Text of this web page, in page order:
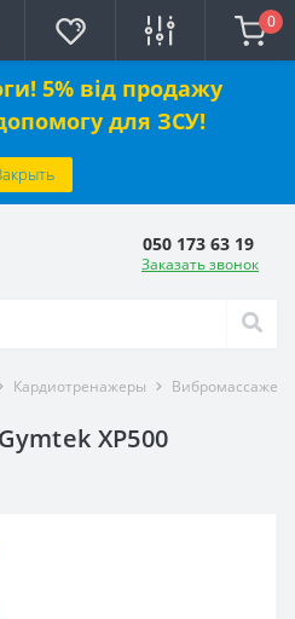
5% від продажу
для ЗСУ!
0
050 173 63 19
Заказать звонок
Кардиотренажеры
XP500